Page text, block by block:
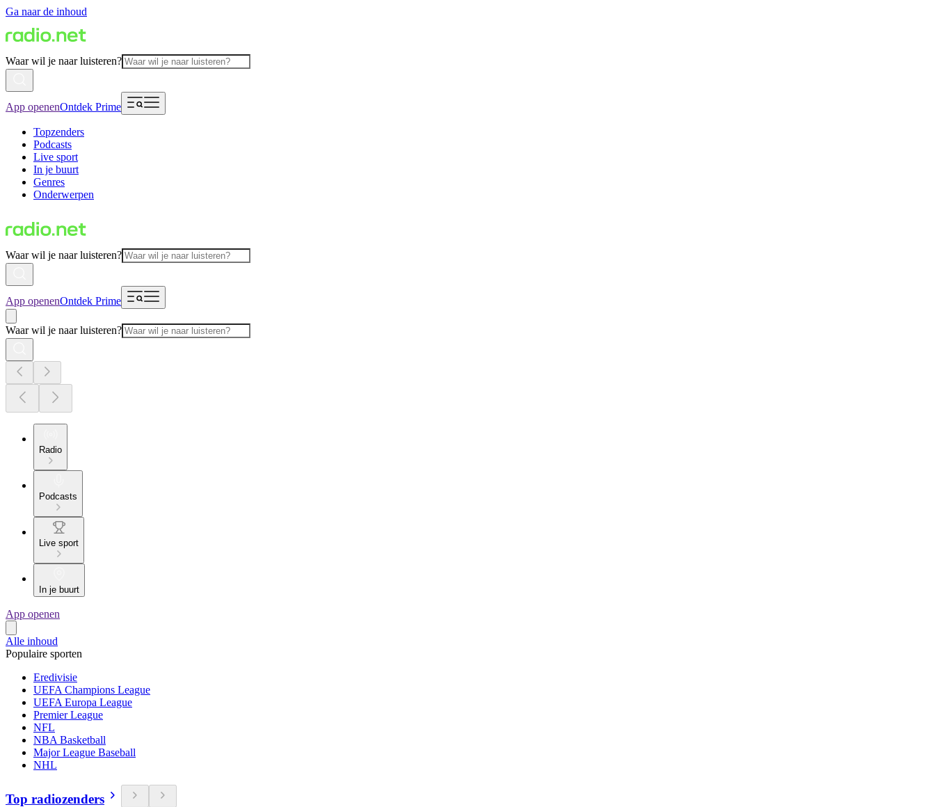
Ga naar de inhoud
Waar wil je naar luisteren?
App openenOntdek Prime
Topzenders
Podcasts
Live sport
In je buurt
Genres
Onderwerpen
Waar wil je naar luisteren?
App openenOntdek Prime
Waar wil je naar luisteren?
Radio
Podcasts
Live sport
In je buurt
App openen
Alle inhoud
Populaire sporten
Eredivisie
UEFA Champions League
UEFA Europa League
Premier League
NFL
NBA Basketball
Major League Baseball
NHL
Top radiozenders